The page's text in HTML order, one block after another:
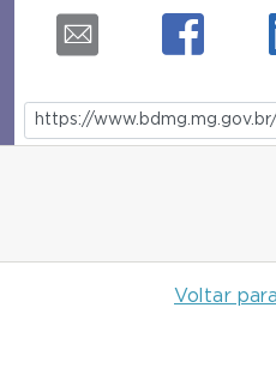
Voltar